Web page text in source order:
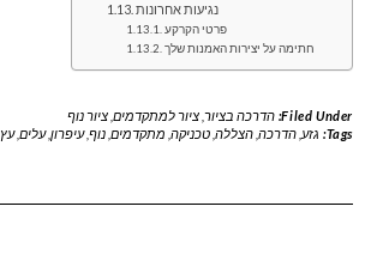
נגיעות אחרונות
פרטי הקרקע
חתימה על יצירות האמנות שלך
Filed Under: הדרכה בציור, ציור למתקדמים, ציור נוף
Tags: גזע הדרכה, הצללה, טכניקה, מתקדמים, נוף,עיפרון,עלים,עץ